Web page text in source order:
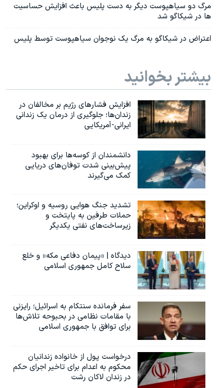
مرگ دو سیاهپوست دیگر به دست پلیس باعث افزایش حساسیت
ها در شیکاگو شد
اعتراض در شیکاگو به مرگ یک نوجوان سیاهپوست توسط پلیس
بیشتر بخوانید
افزایش فشارهای رژیم بر مخالفان در
زندان‌ها؛ جلوگیری از درمان یک زندانی
ایرانی-آمریکایی
دانشمندان از کوسه‌ها برای بهبود
پیش‌بینی شدت توفان‌های دریایی
کمک می‌گیرند
تشدید جنگ هوایی روسیه و اوکراین؛
حملات طرفین به پایتخت‌ و
زیرساخت‌های نفتی یکدیگر
دیدگاه | «پیمان دفاعی مکه» و خلع
سلاح کامل جمهوری اسلامی
سفر فرمانده سنتکام به اسرائیل؛ رایزنی
با مقامات نظامی در بحبوحه تلاش‌ها
برای توافق با جمهوری اسلامی
درخواست پول از خانواده زندانیان
محکوم به‌ اعدام برای تاخیر اجرای حکم
در زندان لاکان رشت